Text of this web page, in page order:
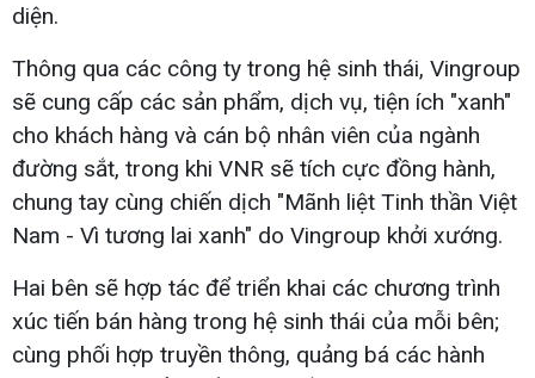
diện.
Thông qua các công ty trong hệ sinh thái, Vingroup
sẽ cung cấp các sản phẩm, dịch vụ, tiện ích "xanh"
cho khách hàng và cán bộ nhân viên của ngành
đường sắt, trong khi VNR sẽ tích cực đồng hành,
chung tay cùng chiến dịch "Mãnh liệt Tinh thần Việt
Nam - Vì tương lai xanh" do Vingroup khởi xướng.
Hai bên sẽ hợp tác để triển khai các chương trình
xúc tiến bán hàng trong hệ sinh thái của mỗi bên;
cùng phối hợp truyền thông, quảng bá các hành